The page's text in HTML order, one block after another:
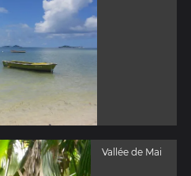
Vallée de Mai